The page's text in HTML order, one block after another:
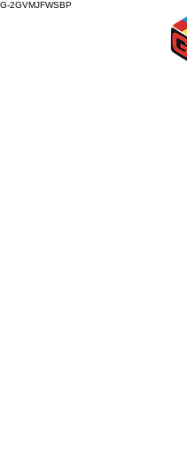
G-2GVMJFWSBP